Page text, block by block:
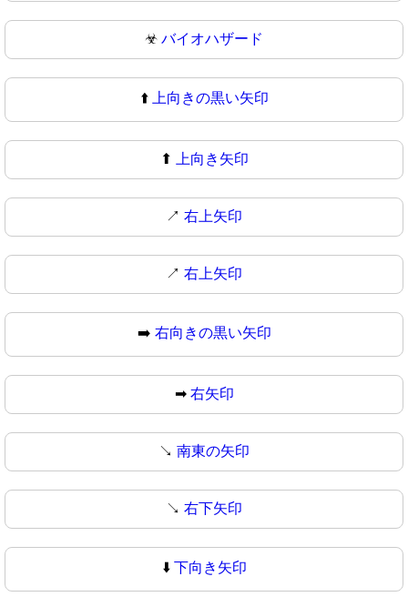
☣ バイオハザード
⬆️ 上向きの黒い矢印
⬆ 上向き矢印
↗️ 右上矢印
↗ 右上矢印
➡️ 右向きの黒い矢印
➡ 右矢印
↘️ 南東の矢印
↘ 右下矢印
⬇️ 下向き矢印